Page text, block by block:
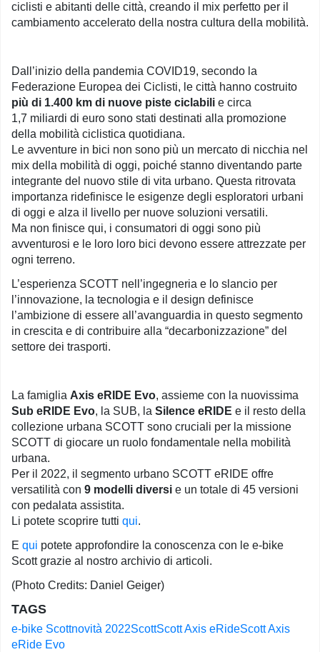
ciclisti e abitanti delle città, creando il mix perfetto per il
cambiamento accelerato della nostra cultura della mobilità.
Dall’inizio della pandemia COVID19, secondo la
Federazione Europea dei Ciclisti, le città hanno costruito
più di 1.400 km di nuove piste ciclabili e circa
1,7 miliardi di euro sono stati destinati alla promozione
della mobilità ciclistica quotidiana.
Le avventure in bici non sono più un mercato di nicchia nel
mix della mobilità di oggi, poiché stanno diventando parte
integrante del nuovo stile di vita urbano. Questa ritrovata
importanza ridefinisce le esigenze degli esploratori urbani
di oggi e alza il livello per nuove soluzioni versatili.
Ma non finisce qui, i consumatori di oggi sono più
avventurosi e le loro loro bici devono essere attrezzate per
ogni terreno.
L’esperienza SCOTT nell’ingegneria e lo slancio per
l’innovazione, la tecnologia e il design definisce
l’ambizione di essere all’avanguardia in questo segmento
in crescita e di contribuire alla “decarbonizzazione” del
settore dei trasporti.
La famiglia Axis eRIDE Evo, assieme con la nuovissima
Sub eRIDE Evo, la SUB, la Silence eRIDE e il resto della
collezione urbana SCOTT sono cruciali per la missione
SCOTT di giocare un ruolo fondamentale nella mobilità
urbana.
Per il 2022, il segmento urbano SCOTT eRIDE offre
versatilità con 9 modelli diversi e un totale di 45 versioni
con pedalata assistita.
Li potete scoprire tutti qui.
E qui potete approfondire la conoscenza con le e-bike
Scott grazie al nostro archivio di articoli.
(Photo Credits: Daniel Geiger)
TAGS
e-bike Scottnovità 2022ScottScott Axis eRideScott Axis
eRide Evo